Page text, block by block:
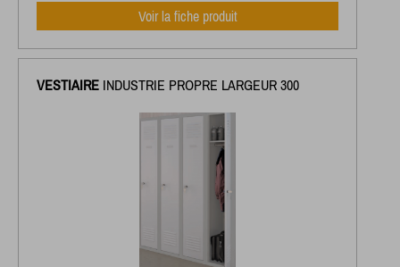
Voir la fiche produit
VESTIAIRE INDUSTRIE PROPRE LARGEUR 300